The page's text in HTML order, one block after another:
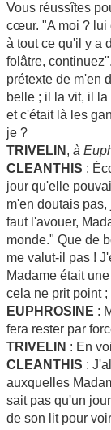
Vous réussîtes
cœur. "A moi ? lui
à tout ce qu'il y a
folâtre,
prétexte de m'en
belle ; il la vit, il
et c'était là les
je ?
TRIVELIN , à
CLEANTHIS :
jour qu'elle
m'en doutais pas,
faut l'avouer,
monde." Que de
me valut-il pas !
Madame était
cela ne prit point
EUPHROSINE :
fera rester par
TRIVELIN : En
CLEANTHIS :
auxquelles
sait pas qu'un
de son lit pour